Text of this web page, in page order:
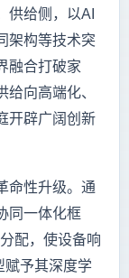
供给侧，以AI
架构等技术突
融合打破家
向高端化、
开辟广阔创新
命性升级。通
同一体化框
配，使设备响
赋予其深度学